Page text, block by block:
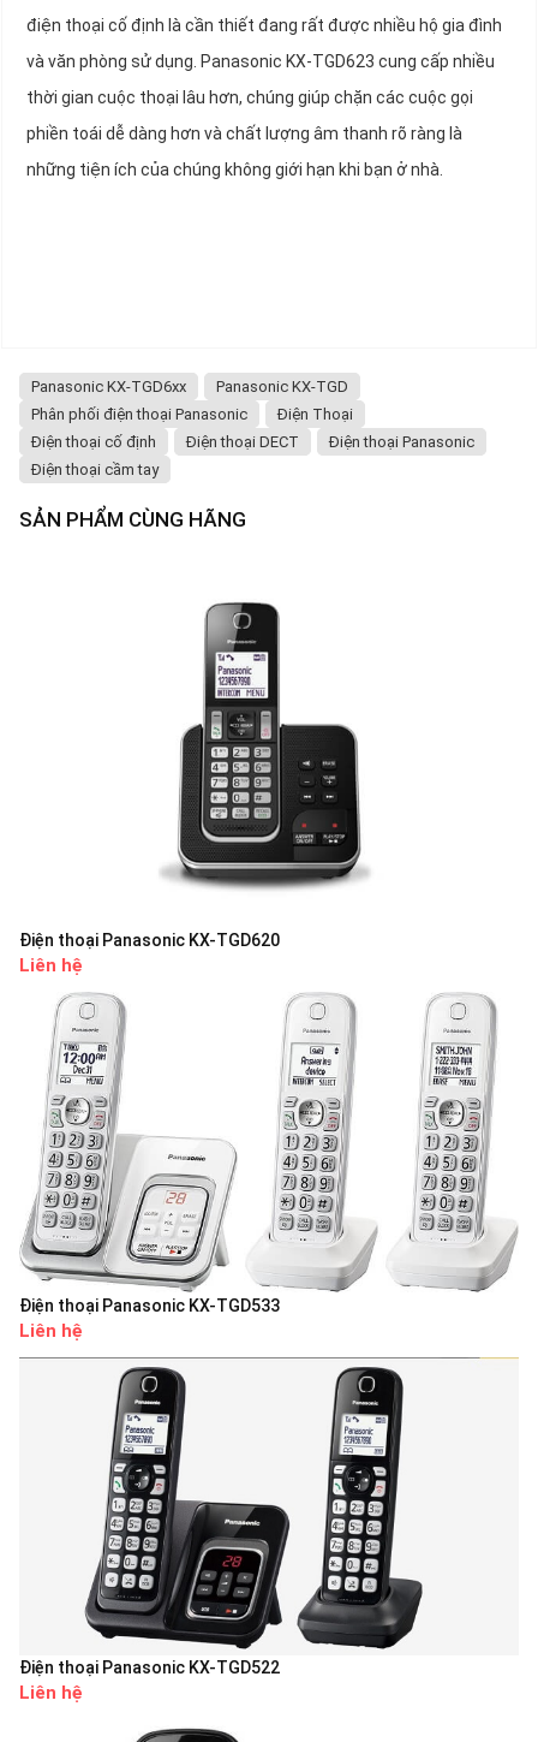
điện thoại cố định là cần thiết đang rất được nhiều hộ gia đình
và văn phòng sử dụng. Panasonic KX-TGD623 cung cấp nhiều
thời gian cuộc thoại lâu hơn, chúng giúp chặn các cuộc gọi
phiền toái dễ dàng hơn và chất lượng âm thanh rõ ràng là
những tiện ích của chúng không giới hạn khi bạn ở nhà.
Panasonic KX-TGD6xx
Panasonic KX-TGD
Phân phối điện thoại Panasonic
Điện Thoại
Điện thoại cố định
Điện thoại DECT
Điện thoại Panasonic
Điện thoại cầm tay
SẢN PHẨM CÙNG HÃNG
Điện thoại Panasonic KX-TGD620
Liên hệ
Điện thoại Panasonic KX-TGD533
Liên hệ
Điện thoại Panasonic KX-TGD522
Liên hệ